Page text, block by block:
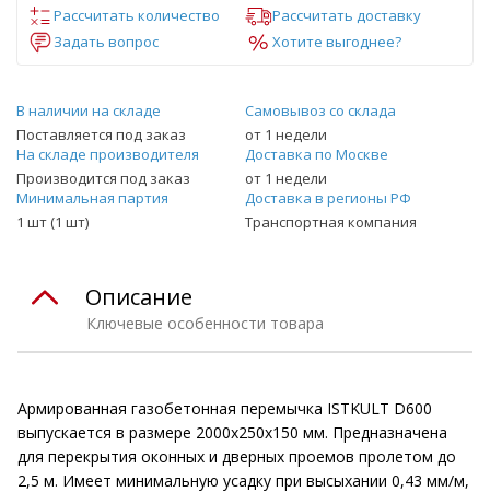
Рассчитать количество
Рассчитать доставку
Задать вопрос
Хотите выгоднее?
В наличии на складе
Поставляется под заказ
Самовывоз со склада
от 1 недели
На складе производителя
Производится под заказ
Доставка по Москве
от 1 недели
Минимальная партия
1 шт (1 шт)
Доставка в регионы РФ
Транспортная компания
Ключевые особенности товара
Описание
Армированная газобетонная перемычка ISTKULT D600
выпускается в размере 2000х250х150 мм. Предназначена
для перекрытия оконных и дверных проемов пролетом до
2,5 м. Имеет минимальную усадку при высыхании 0,43 мм/м,